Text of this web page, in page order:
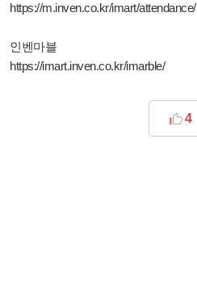
https://m.inven.co.kr/imart/attendance/
인벤마블
https://imart.inven.co.kr/imarble/
4